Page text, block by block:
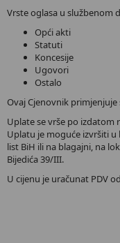
Vrste oglasa u službenom
Opći akti
Statuti
Koncesije
Ugovori
Ostalo
Ovaj Cjenovnik primjenjuje
Uplate se vrše po izdatom
Uplatu je moguće izvršiti u
list BiH ili na blagajni, na
Bijedića 39/III.
U cijenu je uračunat PDV